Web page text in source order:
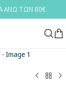
ΑΝΩ ΤΩΝ 80€